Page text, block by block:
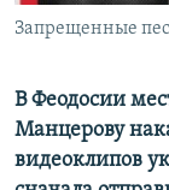
Все сайты
Запрещенные
В Феодосии
Манцерову
видеоклипов